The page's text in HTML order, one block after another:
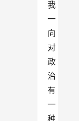
我
一
向
对
政
治
有
一
种